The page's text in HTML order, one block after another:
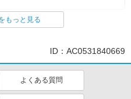
産休・育休取得実績あり
もっと見る
ID：AC0531840669
よくある質問